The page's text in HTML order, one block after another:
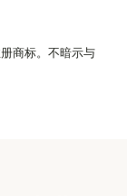
商标。不暗示与